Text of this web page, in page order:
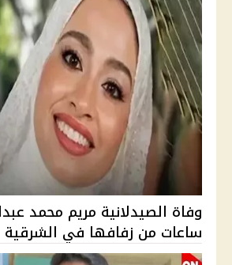
وفاة الصيدلانية مريم محمد
ساعات من زفافها في الشرقية